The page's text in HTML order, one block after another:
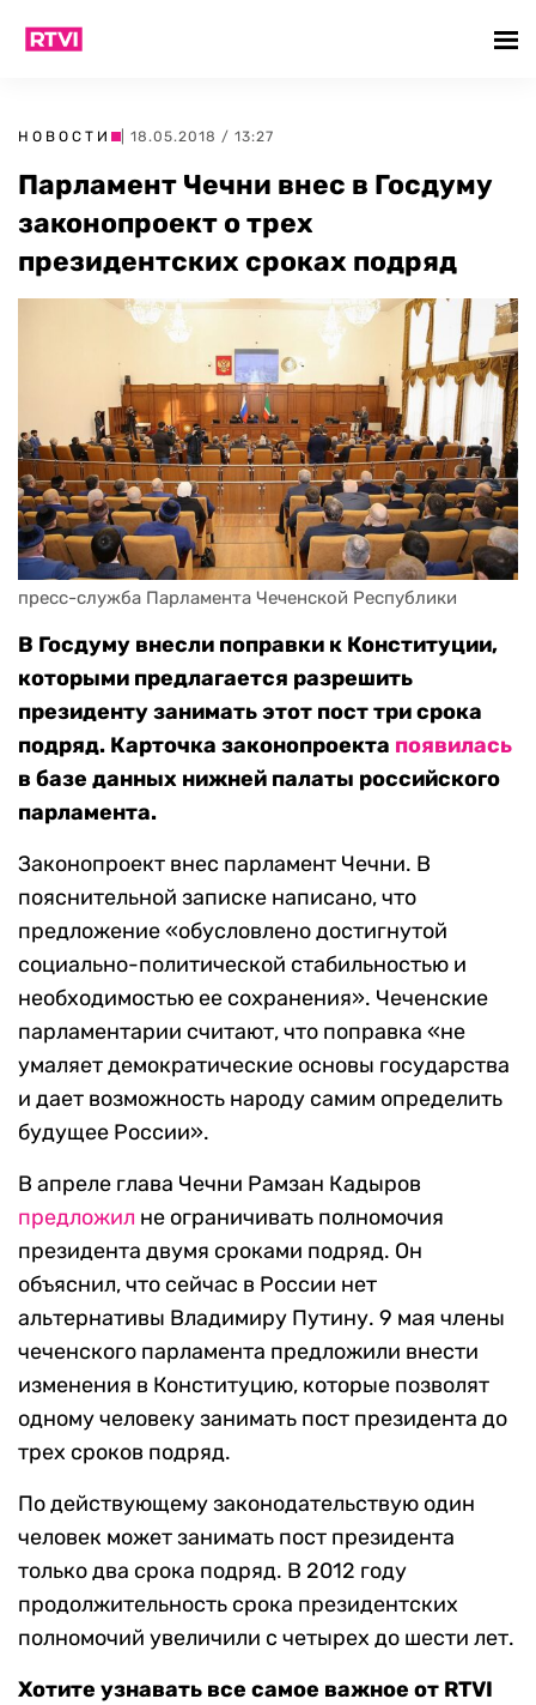
НОВОСТИ | 18.05.2018 / 13:27
Парламент Чечни внес в Госдуму
законопроект о трех
президентских сроках подряд
пресс-служба Парламента Чеченской Республики
В Госдуму внесли поправки к Конституции,
которыми предлагается разрешить
президенту занимать этот пост три срока
подряд. Карточка законопроекта появилась
в базе данных нижней палаты российского
парламента.
Законопроект внес парламент Чечни. В
пояснительной записке написано, что
предложение «обусловлено достигнутой
социально-политической стабильностью и
необходимостью ее сохранения». Чеченские
парламентарии считают, что поправка «не
умаляет демократические основы государства
и дает возможность народу самим определить
будущее России».
В апреле глава Чечни Рамзан Кадыров
предложил не ограничивать полномочия
президента двумя сроками подряд. Он
объяснил, что сейчас в России нет
альтернативы Владимиру Путину. 9 мая члены
чеченского парламента предложили внести
изменения в Конституцию, которые позволят
одному человеку занимать пост президента до
трех сроков подряд.
По действующему законодательствую один
человек может занимать пост президента
только два срока подряд. В 2012 году
продолжительность срока президентских
полномочий увеличили с четырех до шести лет.
Хотите узнавать все самое важное от RTVI